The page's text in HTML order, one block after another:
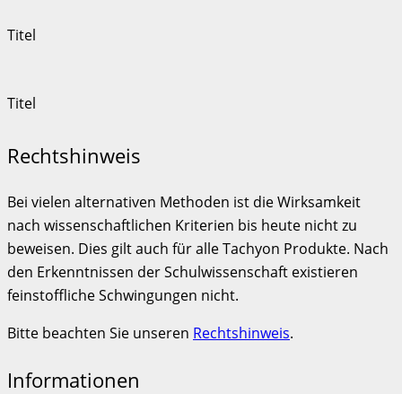
Titel
Titel
Rechtshinweis
Bei vielen alternativen Methoden ist die Wirksamkeit
nach wissenschaftlichen Kriterien bis heute nicht zu
beweisen. Dies gilt auch für alle Tachyon Produkte. Nach
den Erkenntnissen der Schulwissenschaft existieren
feinstoffliche Schwingungen nicht.
Bitte beachten Sie unseren Rechtshinweis.
Informationen